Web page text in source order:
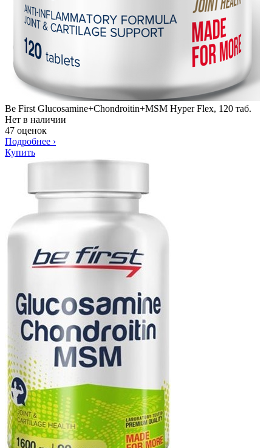
Be First Glucosamine+Chondroitin+MSM Hyper Flex, 120 таб.
Нет в наличии
47 оценок
Подробнее ›
Купить